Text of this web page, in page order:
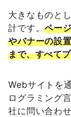
大きなものと
計です。ペー
やバナーの設
まで、すべて
Webサイトを
ログラミング
社に問い合わ